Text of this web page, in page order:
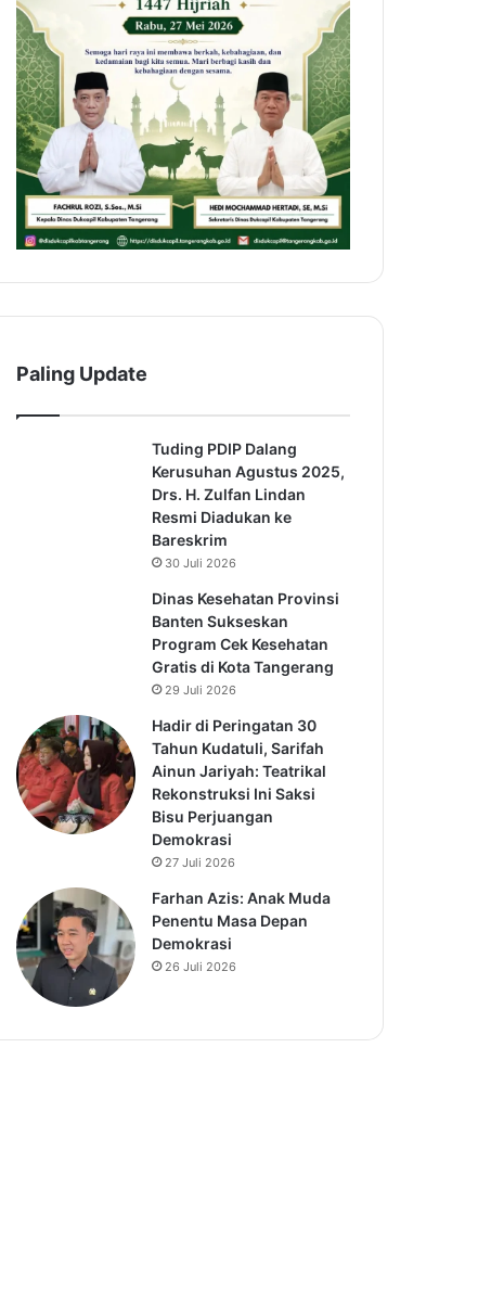
Paling Update
Tuding PDIP Dalang
Kerusuhan Agustus 2025,
Drs. H. Zulfan Lindan
Resmi Diadukan ke
Bareskrim
30 Juli 2026
Dinas Kesehatan Provinsi
Banten Sukseskan
Program Cek Kesehatan
Gratis di Kota Tangerang
29 Juli 2026
Hadir di Peringatan 30
Tahun Kudatuli, Sarifah
Ainun Jariyah: Teatrikal
Rekonstruksi Ini Saksi
Bisu Perjuangan
Demokrasi
27 Juli 2026
Farhan Azis: Anak Muda
Penentu Masa Depan
Demokrasi
26 Juli 2026